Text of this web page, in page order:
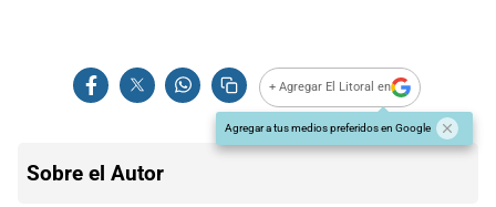
+ Agregar El Litoral en
Agregar a tus medios preferidos en Google
Sobre el Autor